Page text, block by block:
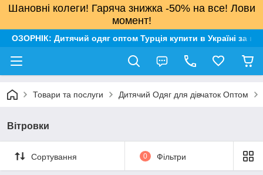
Шановні колеги! Гаряча знижка -50% на все! Лови
момент!
ОЗОРНІК: Дитячий одяг оптом Турція купити в Україні за
Товари та послуги Дитячий Одяг для дівчаток Оптом
Вітровки
Сортування 0 Фільтри